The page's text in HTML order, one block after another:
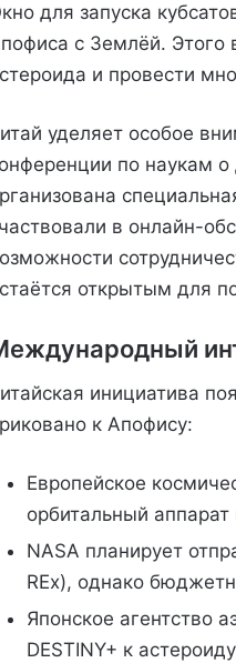
для запуска
с Землёй. Этого
и провести
уделяет особое
по наукам
в онлайн-
открытым для
инициатива
к Апофису:
Европейское
орбитальный аппарат
NASA планирует
REx), однако
Японское агентство
DESTINY+ к